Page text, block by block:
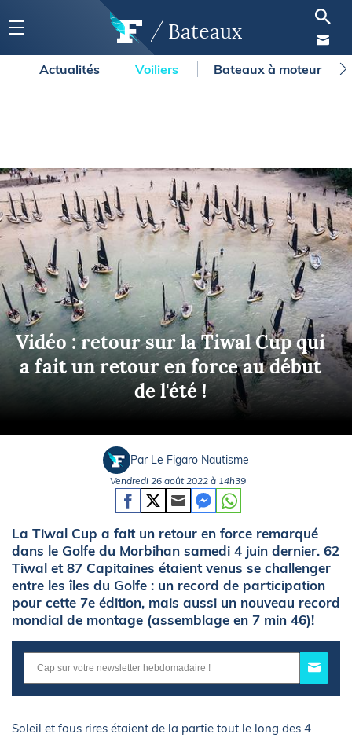
Bateaux
Actualités Voiliers Bateaux à moteur
Vidéo : retour sur la Tiwal Cup qui
a fait un retour en force au début
de l'été !
Par Le Figaro Nautisme
Vendredi 26 août 2022 à 14h39
La Tiwal Cup a fait un retour en force remarqué
dans le Golfe du Morbihan samedi 4 juin dernier. 62
Tiwal et 87 Capitaines étaient venus se challenger
entre les îles du Golfe : un record de participation
pour cette 7e édition, mais aussi un nouveau record
mondial de montage (assemblage en 7 min 46)!
Soleil et fous rires étaient de la partie tout le long des 4